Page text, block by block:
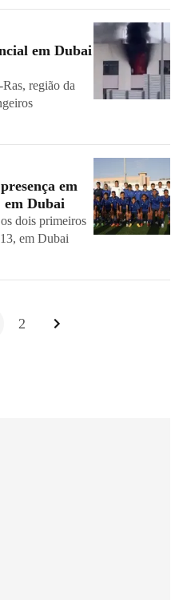
em Dubai
região da
em
em Dubai
dois primeiros
em Dubai
2